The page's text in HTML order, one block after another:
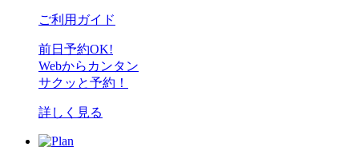
ご利用ガイド
前日予約OK!
Webからカンタン
サクッと予約！
詳しく見る